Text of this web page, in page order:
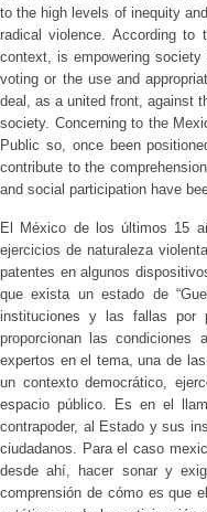
to the high levels of inequity
radical violence. According
context, is empowering
voting or the use and
deal, as a united front, against
society. Concerning to the
Public so, once been
contribute to the
and social participation have
El México de los últimos 15
ejercicios de naturaleza
patentes en algunos
que exista un estado de
instituciones y las fallas por
proporcionan las condiciones
expertos en el tema, una de
un contexto democrático,
espacio público. Es en el
contrapoder, al Estado y sus
ciudadanos. Para el caso
desde ahí, hacer sonar y
comprensión de cómo es que